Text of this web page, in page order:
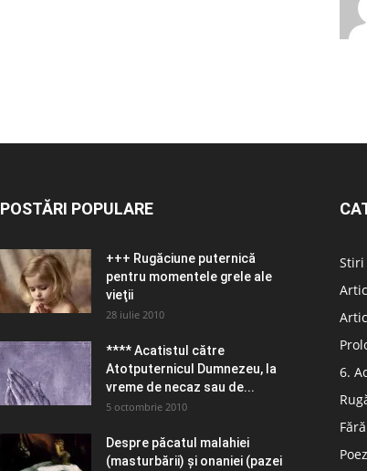
POSTĂRI POPULARE
+++ Rugăciune puternică
pentru momentele grele ale
vieţii
28 iulie 2010
**** Acatistul către
Atotputernicul Dumnezeu, la
vreme de necaz sau de...
5 octombrie 2010
Despre păcatul malahiei
(masturbării) şi onaniei (pazei
Stiri
6.